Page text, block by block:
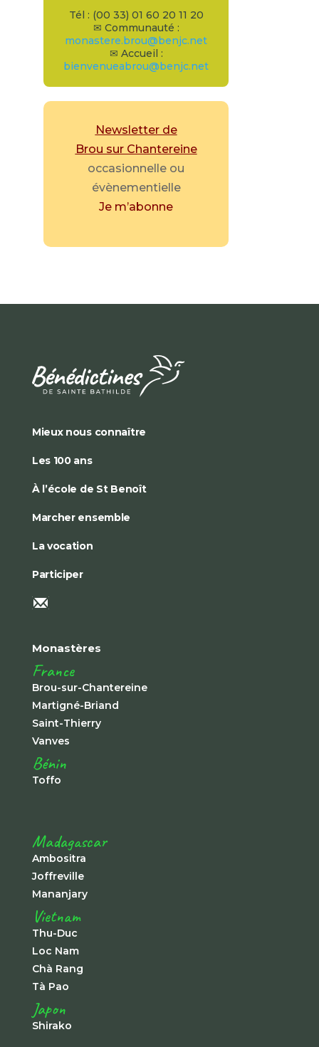
Tél : (00 33) 01 60 20 11 20
✉ Communauté :
monastere.brou@benjc.net
✉ Accueil :
bienvenueabrou@benjc.net
Newsletter de
Brou sur Chantereine
occasionnelle ou
évènementielle
Je m’abonne
Mieux nous connaître
Les 100 ans
À l’école de St Benoît
Marcher ensemble
La vocation
Participer
Monastères
France
Brou-sur-Chantereine
Martigné-Briand
Saint-Thierry
Vanves
Bénin
Toffo
Madagascar
Ambositra
Joffreville
Mananjary
Vietnam
Thu-Duc
Loc Nam
Chà Rang
Tà Pao
Japon
Shirako